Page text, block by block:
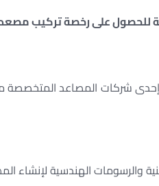
للحصول على رخصة تركيب
شركات المصاعد المتخصصة